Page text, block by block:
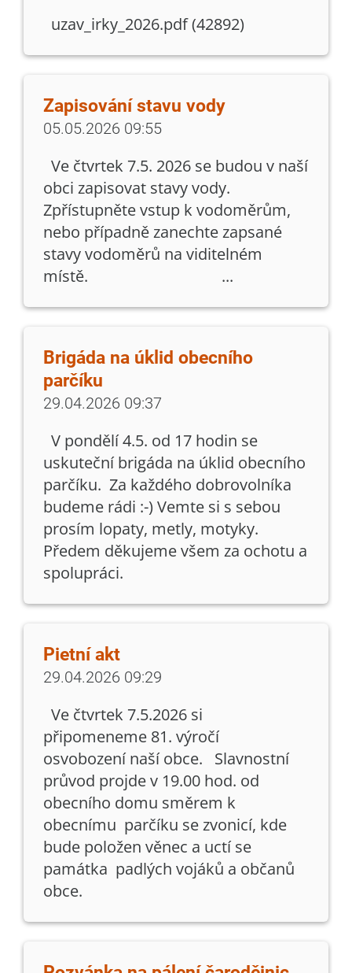
uzav_irky_2026.pdf (42892)
Zapisování stavu vody
05.05.2026 09:55
Ve čtvrtek 7.5. 2026 se budou v naší
obci zapisovat stavy vody.
Zpřístupněte vstup k vodoměrům,
nebo případně zanechte zapsané
stavy vodoměrů na viditelném
místě. ...
Brigáda na úklid obecního
parčíku
29.04.2026 09:37
V pondělí 4.5. od 17 hodin se
uskuteční brigáda na úklid obecního
parčíku. Za každého dobrovolníka
budeme rádi :-) Vemte si s sebou
prosím lopaty, metly, motyky.
Předem děkujeme všem za ochotu a
spolupráci.
Pietní akt
29.04.2026 09:29
Ve čtvrtek 7.5.2026 si
připomeneme 81. výročí
osvobození naší obce. Slavnostní
průvod projde v 19.00 hod. od
obecního domu směrem k
obecnímu parčíku se zvonicí, kde
bude položen věnec a uctí se
památka padlých vojáků a občanů
obce.